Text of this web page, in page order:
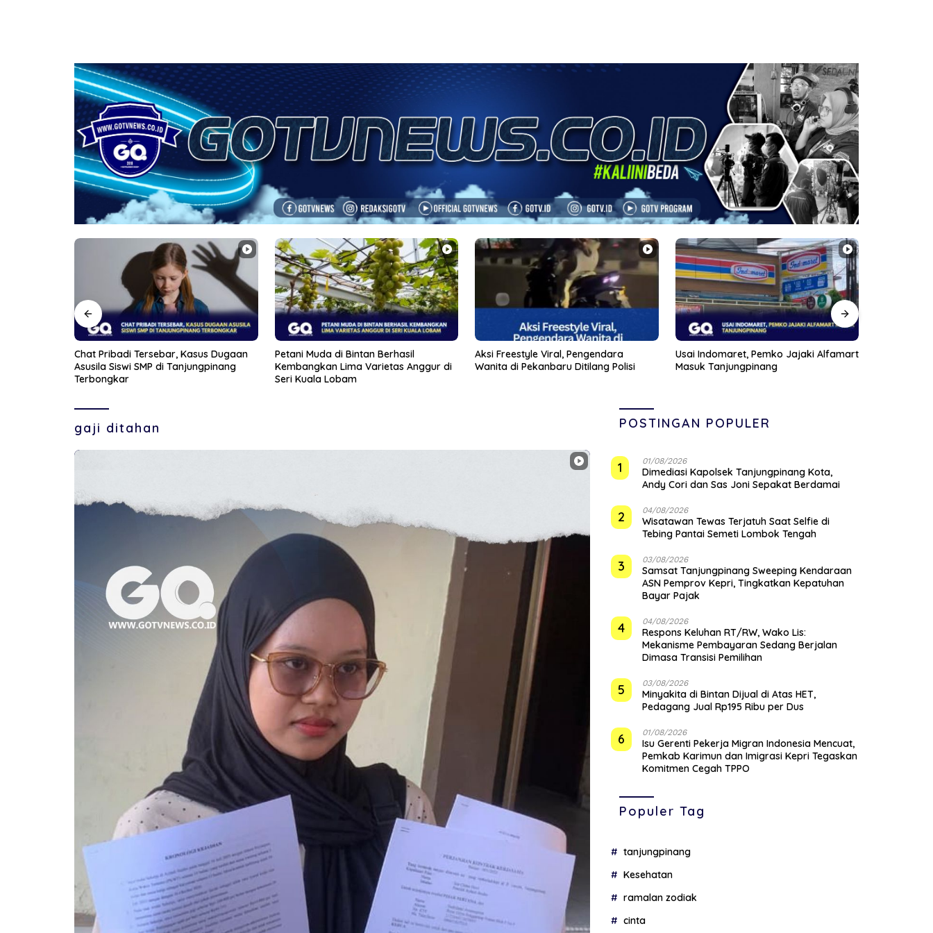
Petani Muda di Bintan Berhasil
Kembangkan Lima Varietas Anggur di
Seri Kuala Lobam
Aksi Freestyle Viral, Pengendara
Wanita di Pekanbaru Ditilang Polisi
Usai Indomaret, Pemko Jajaki Alfamart
Masuk Tanjungpinang
Anggota DPRD Kepri Januar Robert
Silalahi Reses Perdana di Markas
gaji ditahan POSTINGAN POPULER
1 01/08/2026
Dimediasi Kapolsek Tanjungpinang Kota,
Andy Cori dan Sas Joni Sepakat Berdamai
2 04/08/2026
Wisatawan Tewas Terjatuh Saat Selfie di
Tebing Pantai Semeti Lombok Tengah
3 03/08/2026
Samsat Tanjungpinang Sweeping Kendaraan
ASN Pemprov Kepri, Tingkatkan Kepatuhan
Bayar Pajak
4 04/08/2026
‎Respons Keluhan RT/RW, Wako Lis:
Mekanisme Pembayaran Sedang Berjalan
Dimasa Transisi Pemilihan
5 03/08/2026
Minyakita di Bintan Dijual di Atas HET,
Pedagang Jual Rp195 Ribu per Dus
6 01/08/2026
Isu Gerenti Pekerja Migran Indonesia Mencuat,
Pemkab Karimun dan Imigrasi Kepri Tegaskan
Komitmen Cegah TPPO
Populer Tag
tanjungpinang
Kesehatan
ramalan zodiak
cinta